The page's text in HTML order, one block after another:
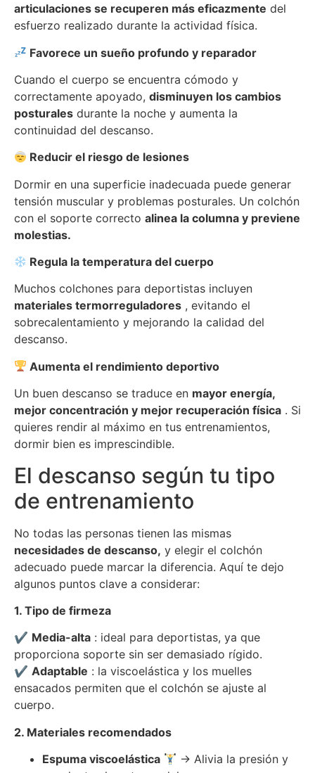
articulaciones se recuperen más eficazmente del
esfuerzo realizado durante la actividad física.
Favorece un sueño profundo y reparador
Cuando el cuerpo se encuentra cómodo y
correctamente apoyado, disminuyen los cambios
posturales durante la noche y aumenta la
continuidad del descanso.
Reducir el riesgo de lesiones
Dormir en una superficie inadecuada puede generar
tensión muscular y problemas posturales. Un colchón
con el soporte correcto alinea la columna y previene
molestias.
Regula la temperatura del cuerpo
Muchos colchones para deportistas incluyen
materiales termorreguladores , evitando el
sobrecalentamiento y mejorando la calidad del
descanso.
Aumenta el rendimiento deportivo
Un buen descanso se traduce en mayor energía,
mejor concentración y mejor recuperación física . Si
quieres rendir al máximo en tus entrenamientos,
dormir bien es imprescindible.
El descanso según tu tipo
de entrenamiento
No todas las personas tienen las mismas
necesidades de descanso, y elegir el colchón
adecuado puede marcar la diferencia. Aquí te dejo
algunos puntos clave a considerar:
1. Tipo de firmeza
✔ Media-alta : ideal para deportistas, ya que
proporciona soporte sin ser demasiado rígido.
✔ Adaptable : la viscoelástica y los muelles
ensacados permiten que el colchón se ajuste al
cuerpo.
2. Materiales recomendados
Espuma viscoelástica
→ Alivia la presión y